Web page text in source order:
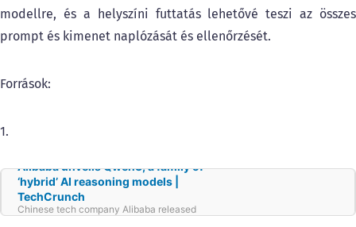
modellre, és a helyszíni futtatás lehetővé teszi az összes
prompt és kimenet naplózását és ellenőrzését.
Források:
1.
Alibaba unveils Qwen3, a family of
‘hybrid’ AI reasoning models |
TechCrunch
Chinese tech company Alibaba released
Qwen 3, a family of AI models that the